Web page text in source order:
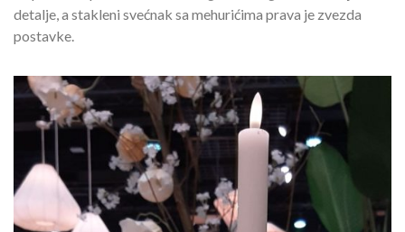
detalje, a stakleni svećnak sa mehurićima prava je zvezda
postavke.